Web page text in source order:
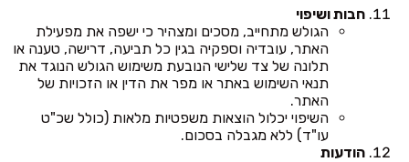
חבות ושיפוי
הגולש מתחייב, מסכים ומצהיר כי ישפה את מפעילת
האתר, עובדיה וספקיה בגין כל תביעה, דרישה, טענה או
תלונה של צד שלישי הנובעת משימוש הגולש הנוגד את
תנאי השימוש באתר או מפר את הדין או הזכויות של
האתר.
השיפוי יכלול הוצאות משפטיות מלאות (כולל שכ"ט
עו"ד) ללא מגבלה בסכום.
הודעות